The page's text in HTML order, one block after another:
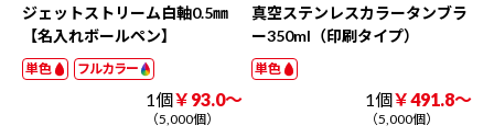
ジェットストリーム白軸0.5㎜
【名入れボールペン】
単色 フルカラー
1個￥93.0～
（5,000個）
真空ステンレスカラータンブラ
ー350ml（印刷タイプ）
単色
1個￥491.8～
（5,000個）